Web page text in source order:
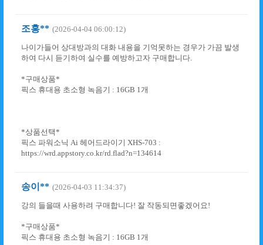
조홍** (2026-04-04 06:00:12)
나이가들어 상대방과의 대화 내용을 기억못하는 경우가 가끔 발생
하여 다시 듣기하여 실수를 예방하고자 구매합니다.
*구매상품*
픽스 휴대용 초소형 녹음기 : 16GB 1개
*상품선택*
픽스 파워소닉 Ai 헤어드라이기 XHS-703 :
https://wrd.appstory.co.kr/rd.flad?n=134614
송이** (2026-04-03 11:34:37)
강의 들을때 사용하려 구매합니다! 잘 작동되면좋겠어요!
*구매상품*
픽스 휴대용 초소형 녹음기 : 16GB 1개